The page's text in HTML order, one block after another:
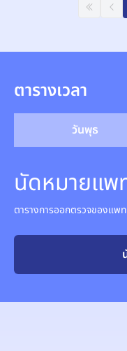
ตารางเวลา
วันพุธ
นัดหมายแพ
ตารางการออกตรวจของแพ